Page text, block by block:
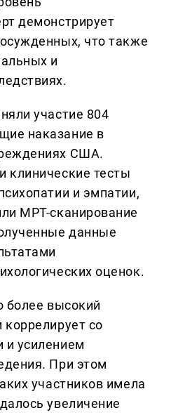
демонстрирует
что также
и
участие 804
наказание в
США.
клинические тесты
и эмпатии,
МРТ-сканирование
данные
оценок.
более высокий
коррелирует со
и усилением
При этом
участников имела
увеличение